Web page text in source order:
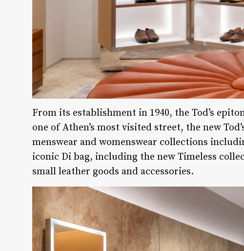
From its establishment in 1940, the Tod’s
one of Athen’s most visited street, the new
menswear and womenswear collections
iconic Di bag, including the new Timeless
small leather goods and accessories.